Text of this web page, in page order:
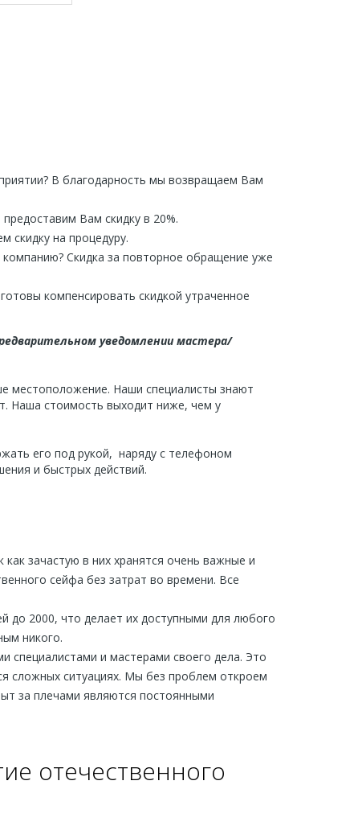
В благодарность мы возвращаем Вам
Вам скидку в 20%.
скидку на процедуру.
Скидка за повторное обращение уже
компенсировать скидкой утраченное
уведомлении мастера/
местоположение. Наши специалисты знают
Наша стоимость выходит ниже, чем у
его под рукой, наряду с телефоном
и быстрых действий.
зачастую в них хранятся очень важные и
сейфа без затрат во времени. Все
до 2000, что делает их доступными для любого
никого.
специалистами и мастерами своего дела. Это
сложных ситуациях. Мы без проблем откроем
за плечами являются постоянными
отечественного